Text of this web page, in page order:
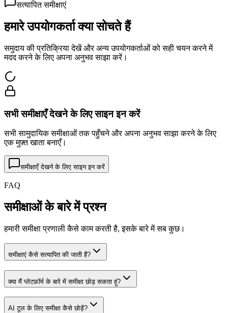
सत्यापित समीक्षाएं
हमारे उपयोगकर्ता क्या सोचते हैं
समुदाय की प्रतिक्रिया देखें और अन्य उपयोगकर्ताओं को सही चयन करने में
मदद करने के लिए अपना अनुभव साझा करें।
सभी समीक्षाएँ देखने के लिए साइन इन करें
सभी सामुदायिक समीक्षाओं तक पहुँचने और अपना अनुभव साझा करने के लिए
एक मुफ़्त खाता बनाएँ।
समीक्षाएँ देखने के लिए साइन इन करें
FAQ
समीक्षाओं के बारे में प्रश्न
हमारी समीक्षा प्रणाली कैसे काम करती है, इसके बारे में सब कुछ।
समीक्षाएं कैसे सत्यापित की जाती हैं?
क्या मैं प्लेटफ़ॉर्म के बारे में समीक्षा छोड़ सकता हूं?
AI टूल के लिए समीक्षा कैसे छोड़ें?